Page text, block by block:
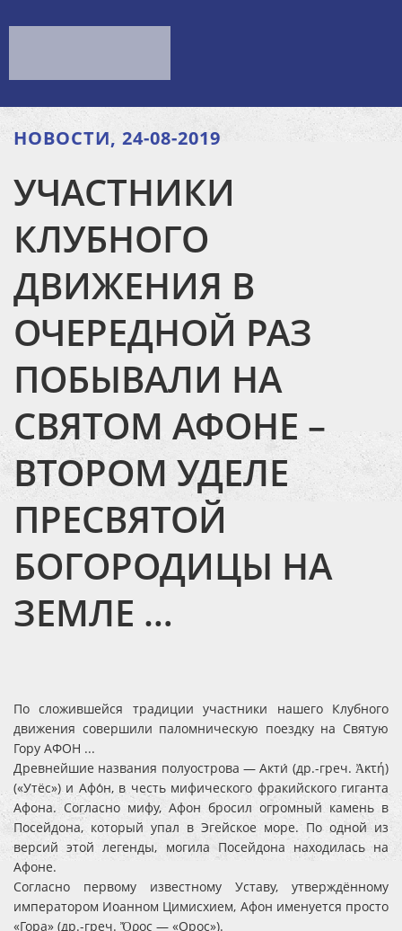
НОВОСТИ, 24-08-2019
УЧАСТНИКИ
КЛУБНОГО
ДВИЖЕНИЯ В
ОЧЕРЕДНОЙ РАЗ
ПОБЫВАЛИ НА
СВЯТОМ АФОНЕ –
ВТОРОМ УДЕЛЕ
ПРЕСВЯТОЙ
БОГОРОДИЦЫ НА
ЗЕМЛЕ …
По сложившейся традиции участники нашего Клубного
движения совершили паломническую поездку на Святую
Гору АФОН ...
Древнейшие названия полуострова — Акти́ (др.-греч. Ἀκτή)
(«Утёс») и Афо́н, в честь мифического фракийского гиганта
Афона. Согласно мифу, Афон бросил огромный камень в
Посейдона, который упал в Эгейское море. По одной из
версий этой легенды, могила Посейдона находилась на
Афоне.
Согласно первому известному Уставу, утверждённому
императором Иоанном Цимисхием, Афон именуется просто
«Гора» (др.-греч. Ὄρος — «Орос»).